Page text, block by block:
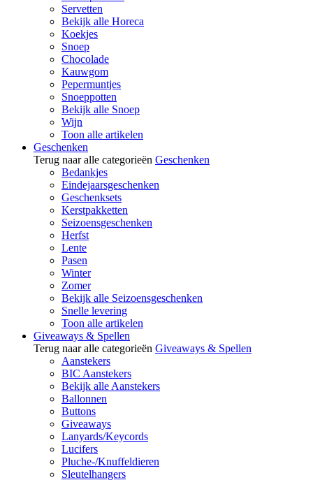
Servetten
Bekijk alle Horeca
Koekjes
Snoep
Chocolade
Kauwgom
Pepermuntjes
Snoeppotten
Bekijk alle Snoep
Wijn
Toon alle artikelen
Geschenken
Terug naar alle categorieën Geschenken
Bedankjes
Eindejaarsgeschenken
Geschenksets
Kerstpakketten
Seizoensgeschenken
Herfst
Lente
Pasen
Winter
Zomer
Bekijk alle Seizoensgeschenken
Snelle levering
Toon alle artikelen
Giveaways & Spellen
Terug naar alle categorieën Giveaways & Spellen
Aanstekers
BIC Aanstekers
Bekijk alle Aanstekers
Ballonnen
Buttons
Giveaways
Lanyards/Keycords
Lucifers
Pluche-/Knuffeldieren
Sleutelhangers